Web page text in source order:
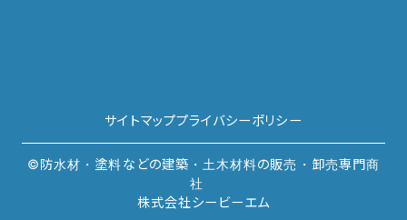
サイトマッププライバシーポリシー
©防水材・塗料などの建築・土木材料の販売・卸売専門商
社
株式会社シービーエム